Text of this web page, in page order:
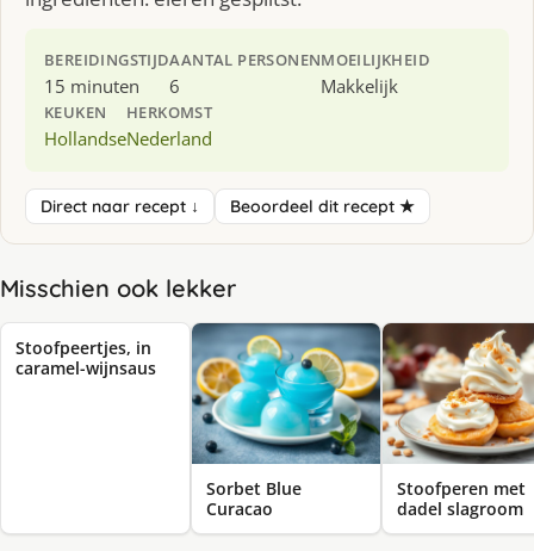
BEREIDINGSTIJD
15 minuten
AANTAL PERSONEN
6
MOEILIJKHEID
Makkelijk
KEUKEN
Hollandse
HERKOMST
Nederland
Direct naar recept ↓ Beoordeel dit recept ★
Misschien ook lekker
Stoofpeertjes, in
caramel-wijnsaus
Sorbet Blue
Curacao
Stoofperen met
dadel slagroom